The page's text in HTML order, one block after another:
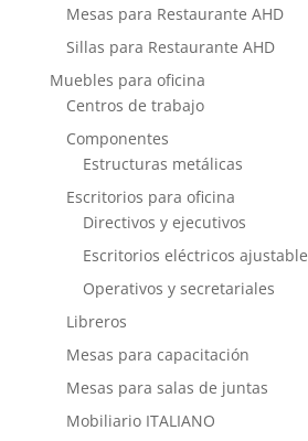
Mesas para Restaurante AHD
Sillas para Restaurante AHD
Muebles para oficina
Centros de trabajo
Componentes
Estructuras metálicas
Escritorios para oficina
Directivos y ejecutivos
Escritorios eléctricos
Operativos y secretariales
Libreros
Mesas para capacitación
Mesas para salas de juntas
Mobiliario ITALIANO